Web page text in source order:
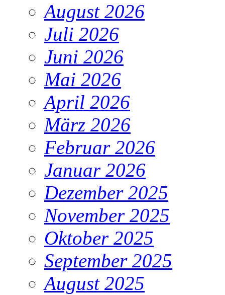
August 2026
Juli 2026
Juni 2026
Mai 2026
April 2026
März 2026
Februar 2026
Januar 2026
Dezember 2025
November 2025
Oktober 2025
September 2025
August 2025